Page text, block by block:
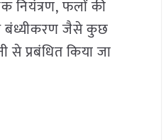
नियंत्रण, फलों की
बंध्यीकरण जैसे कुछ
से प्रबंधित किया जा